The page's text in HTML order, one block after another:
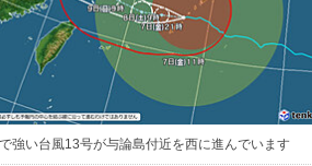
強い台風13号が与論島付近を西に進んでいます